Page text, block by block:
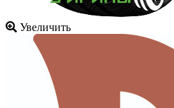
Увеличить